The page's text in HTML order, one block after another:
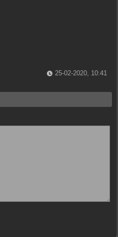
25-02-2020, 10:41